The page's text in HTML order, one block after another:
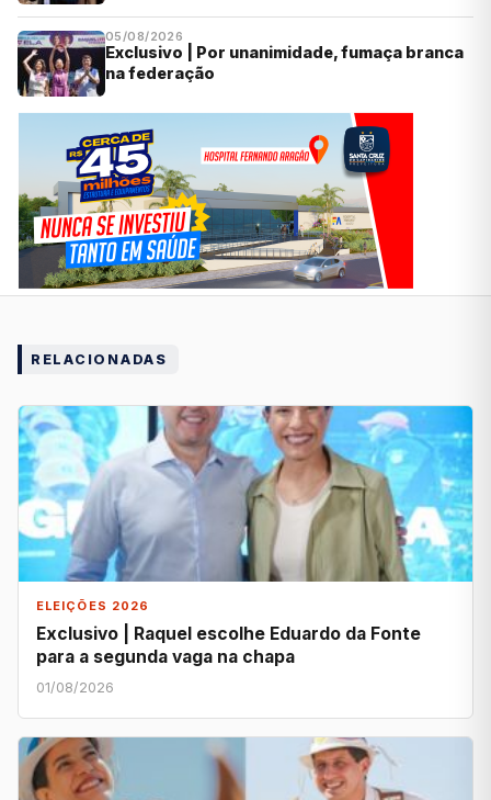
05/08/2026
Exclusivo | Por unanimidade, fumaça branca
na federação
RELACIONADAS
ELEIÇÕES 2026
Exclusivo | Raquel escolhe Eduardo da Fonte
para a segunda vaga na chapa
01/08/2026